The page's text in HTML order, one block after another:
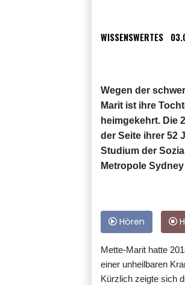
WISSENSWERTES
Wegen der
Marit ist ihre
heimgekehrt. Die
der Seite ihrer 52
Studium der
Metropole
Hören
Mette-Marit hatte
einer unheilbaren
Kürzlich zeigte sich